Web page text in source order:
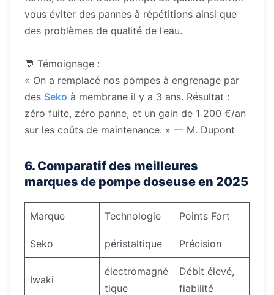
vous éviter des pannes à répétitions ainsi que
des problèmes de qualité de l’eau.
💬 Témoignage :
« On a remplacé nos pompes à engrenage par
des Seko à membrane il y a 3 ans. Résultat :
zéro fuite, zéro panne, et un gain de 1 200 €/an
sur les coûts de maintenance. » — M. Dupont
6. Comparatif des meilleures
marques de pompe doseuse en 2025
Marque Technologie Points Fort
Seko péristaltique Précision
Iwaki
électromagné
tique
Débit élevé,
fiabilité